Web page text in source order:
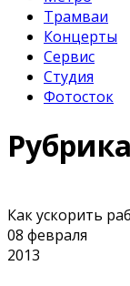
Трамваи
Концерты
Сервис
Студия
Фотосток
Как ускорить
08 февраля
2013